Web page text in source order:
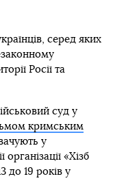
серед яких
Росії та
суд у
кримським
у
«Хізб
до 19 років у